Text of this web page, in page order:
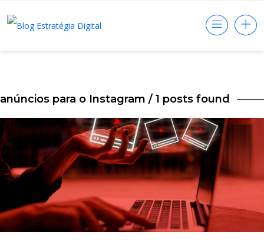
anúncios para o Instagram / 1 posts found